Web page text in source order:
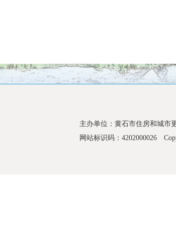
主办单位：黄石市住房和城市
网站标识码：4202000026